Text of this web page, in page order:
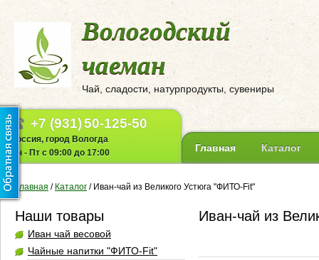
Вологодский
чаеман
Чай, сладости, натурпродукты, сувениры
+7 (931)50-125-50
Россия, город Вологда
Пн - Пт с 09:00 до 17:00
Главная Каталог
Главная / Каталог / Иван-чай из Великого Устюга "ФИТО-Fit"
Наши товары
Иван чай весовой
Чайные напитки "ФИТО-Fit"
Иван-чай из